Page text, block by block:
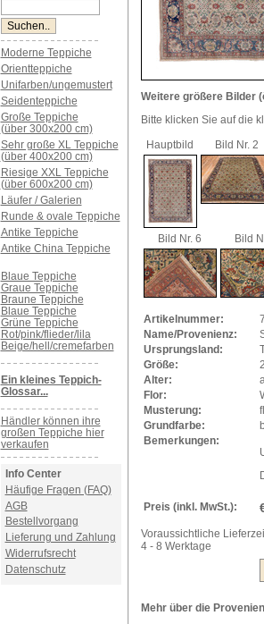
Moderne Teppiche
Orientteppiche
Unifarben/ungemustert
Seidenteppiche
Große Teppiche
(über 300x200 cm)
Sehr große XL Teppiche
(über 400x200 cm)
Riesige XXL Teppiche
(über 600x200 cm)
Läufer / Galerien
Runde & ovale Teppiche
Antike Teppiche
Antike China Teppiche
Blaue Teppiche
Graue Teppiche
Braune Teppiche
Blaue Teppiche
Grüne Teppiche
Rot/pink/flieder/lila
Beige/hell/cremefarben
Ein kleines Teppich-
Glossar...
Händler können ihre
großen Teppiche hier
verkaufen
Info Center
Häufige Fragen (FAQ)
AGB
Bestellvorgang
Lieferung und Zahlung
Widerrufsrecht
Datenschutz
Weitere größere Bilder
Bitte klicken Sie auf die
Hauptbild
Bild Nr. 2
Bild Nr. 6 Bild
Artikelnummer:
Name/Provenienz:
Ursprungsland:
Größe:
Alter:
Flor:
Musterung:
Grundfarbe:
Bemerkungen:
Preis (inkl. MwSt.):
Voraussichtliche
4 - 8 Werktage
Mehr über die